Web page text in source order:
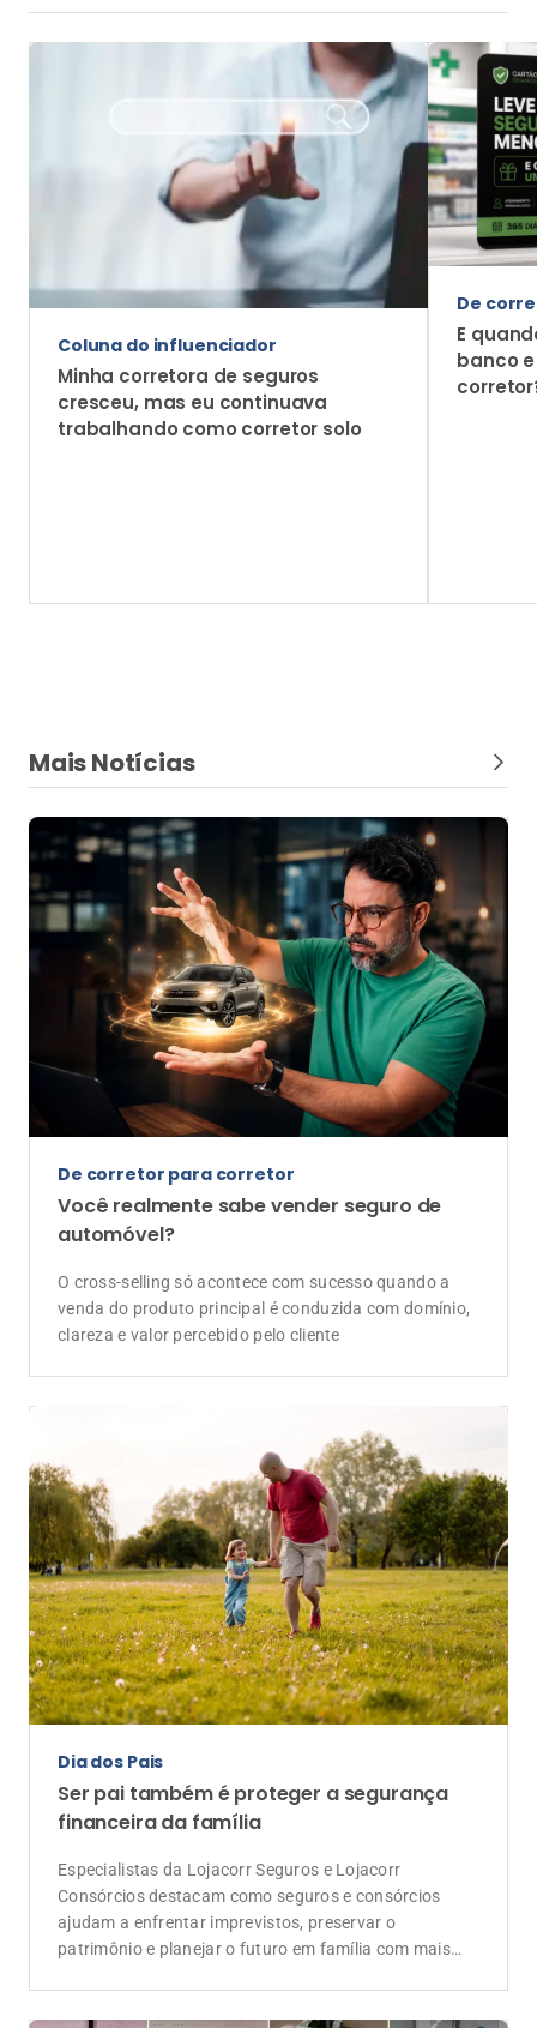
Coluna do influenciador
Minha corretora de seguros
cresceu, mas eu continuava
trabalhando como corretor solo
De
E
banco
Mais Notícias
De corretor para corretor
Você realmente sabe vender seguro de
automóvel?
O cross-selling só acontece com sucesso quando a
venda do produto principal é conduzida com domínio,
clareza e valor percebido pelo cliente
Dia dos Pais
Ser pai também é proteger a segurança
financeira da família
Especialistas da Lojacorr Seguros e Lojacorr
Consórcios destacam como seguros e consórcios
ajudam a enfrentar imprevistos, preservar o
patrimônio e planejar o futuro em família com mais